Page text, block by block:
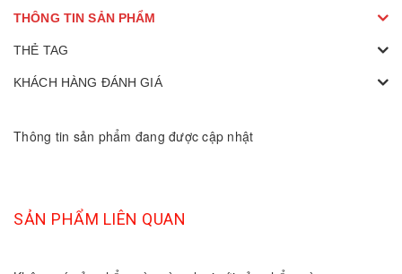
THÔNG TIN SẢN PHẨM
THẺ TAG
KHÁCH HÀNG ĐÁNH GIÁ
Thông tin sản phẩm đang được cập nhật
SẢN PHẨM LIÊN QUAN